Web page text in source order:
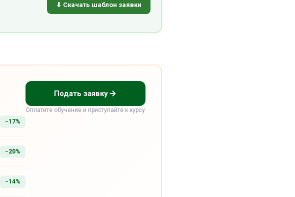
⬇ Скачать шаблон заявки
−17%
−20%
−14%
Подать заявку
Оплатите обучение и приступайте к курсу